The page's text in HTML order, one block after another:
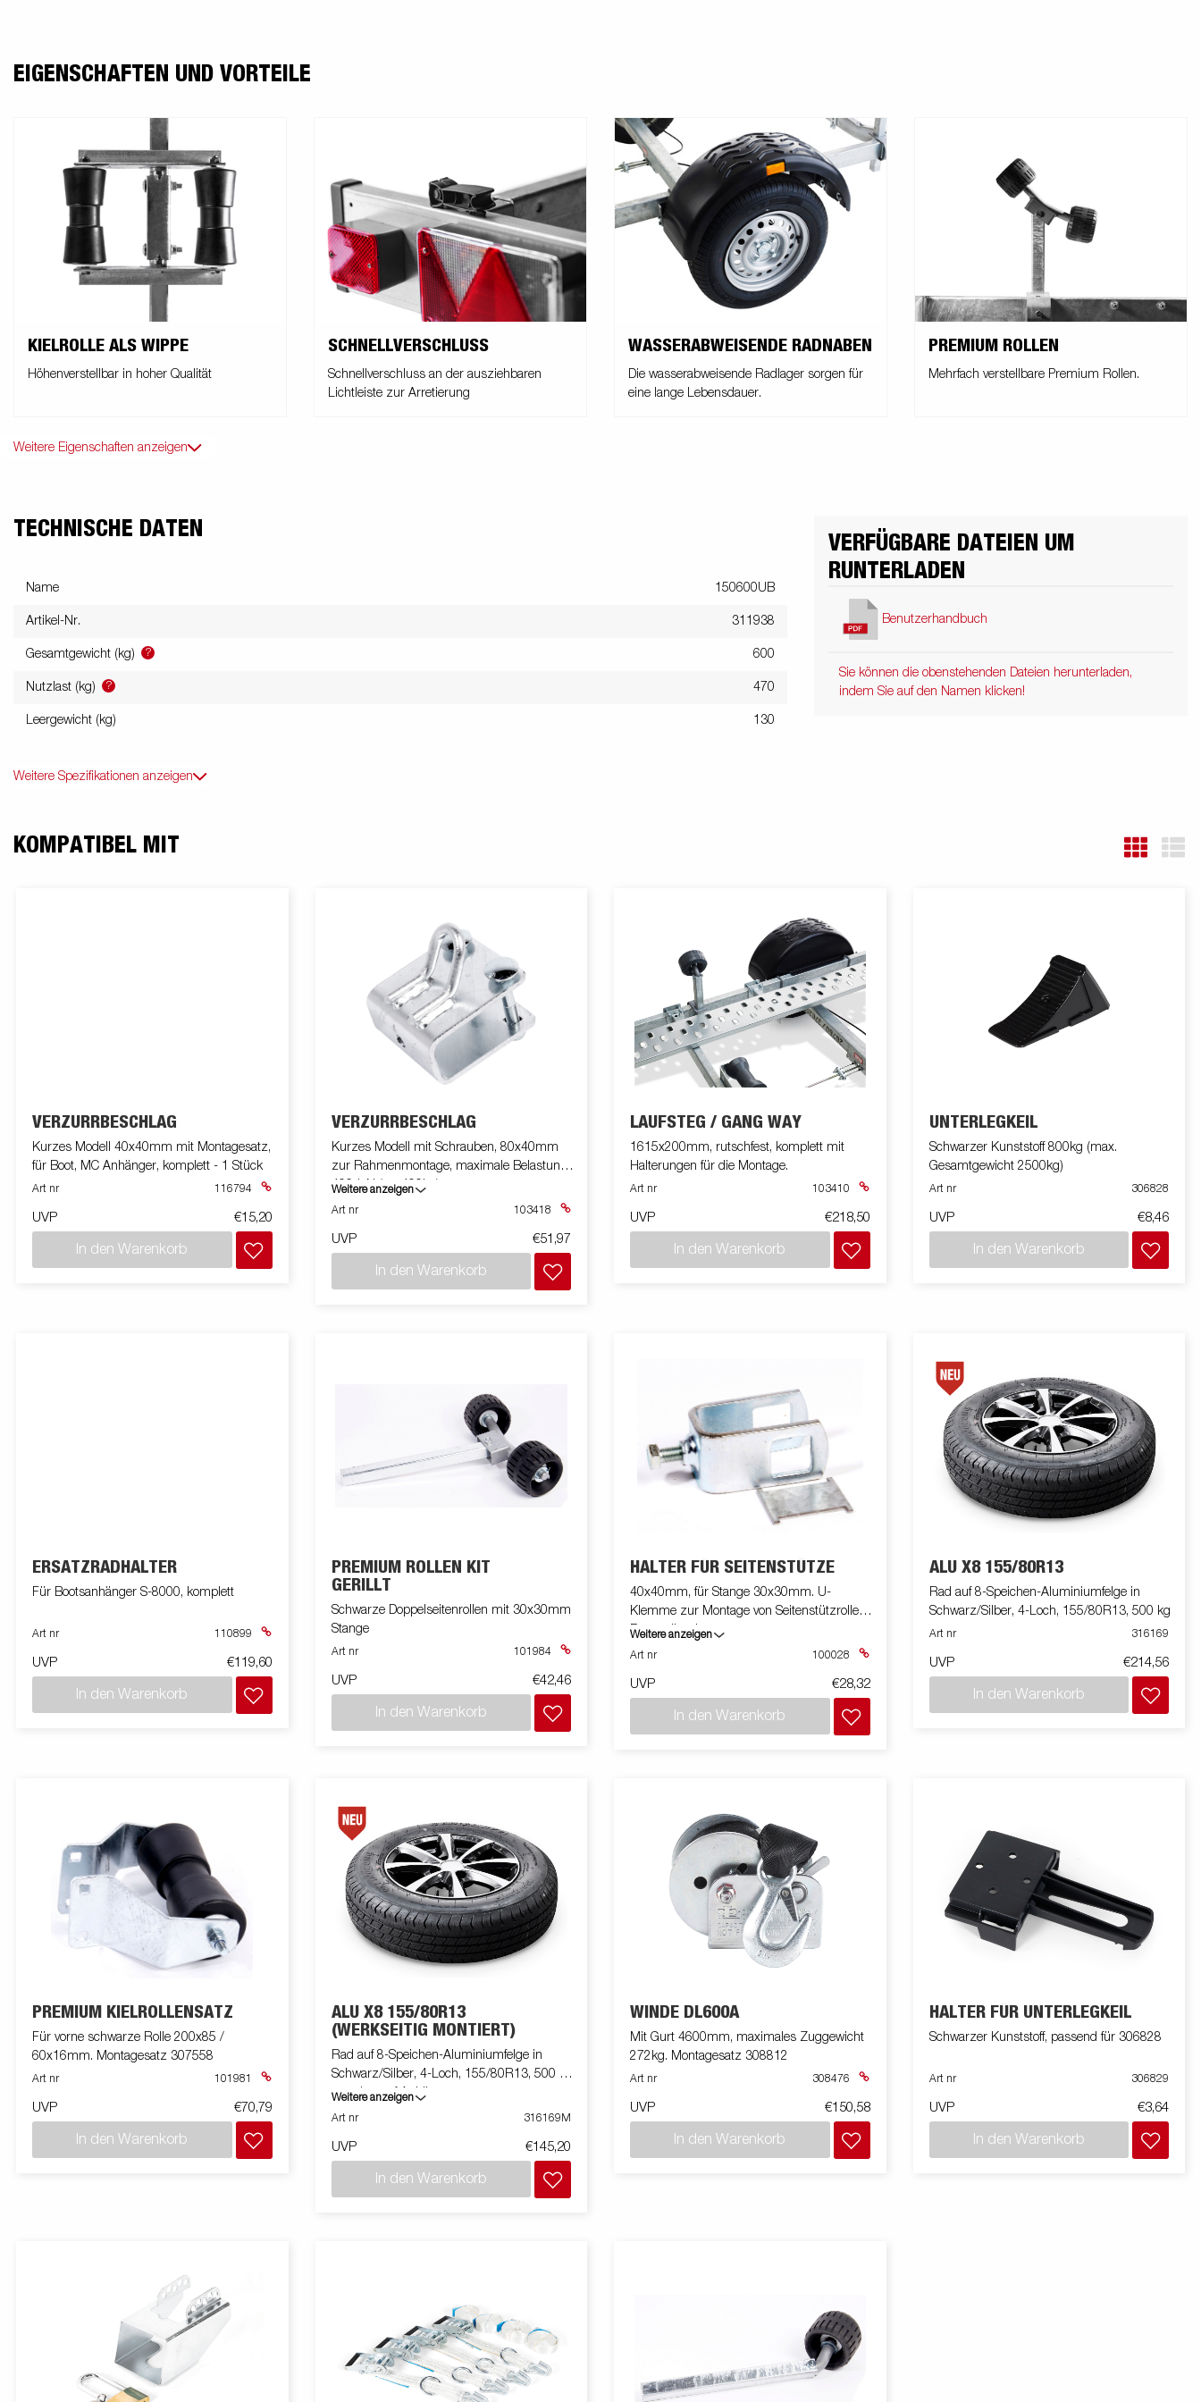
EIGENSCHAFTEN UND VORTEILE
KIELROLLE ALS WIPPE
Höhenverstellbar in hoher Qualität
SCHNELLVERSCHLUSS
Schnellverschluss an der ausziehbaren
Lichtleiste zur Arretierung
WASSERABWEISENDE RADNABEN
Die wasserabweisende Radlager sorgen für
eine lange Lebensdauer.
PREMIUM ROLLEN
Mehrfach verstellbare Premium Rollen.
Weitere Eigenschaften anzeigen
TECHNISCHE DATEN
Name 150600UB
Artikel-Nr. 311938
Gesamtgewicht (kg) ? 600
Nutzlast (kg) ? 470
Leergewicht (kg) 130
Weitere Spezifikationen anzeigen
VERFÜGBARE DATEIEN UM
RUNTERLADEN
Benutzerhandbuch
Sie können die obenstehenden Dateien herunterladen,
indem Sie auf den Namen klicken!
KOMPATIBEL MIT
VERZURRBESCHLAG
Kurzes Modell 40x40mm mit Montagesatz,
für Boot, MC Anhänger, komplett - 1 Stück
Art nr 116794
UVP €15,20
In den Warenkorb
VERZURRBESCHLAG
Kurzes Modell mit Schrauben, 80x40mm
zur Rahmenmontage, maximale Belastung
400daN (ca. 400kg)
Weitere anzeigen
Art nr
103418
UVP €51,97
In den Warenkorb
LAUFSTEG / GANG WAY
1615x200mm, rutschfest, komplett mit
Halterungen für die Montage.
Art nr 103410
UVP €218,50
In den Warenkorb
UNTERLEGKEIL
Schwarzer Kunststoff 800kg (max.
Gesamtgewicht 2500kg)
Art nr 306828
UVP €8,46
In den Warenkorb
ERSATZRADHALTER
Für Bootsanhänger S-8000, komplett
Art nr 110899
UVP €119,60
In den Warenkorb
PREMIUM ROLLEN KIT
GERILLT
Schwarze Doppelseitenrollen mit 30x30mm
Stange
Art nr 101984
UVP €42,46
In den Warenkorb
HALTER FÜR SEITENSTÜTZE
40x40mm, für Stange 30x30mm. U-
Klemme zur Montage von Seitenstützrollen,
Bootsstützplatten usw.
Weitere anzeigen
Art nr
100028
UVP €28,32
In den Warenkorb
ALU X8 155/80R13
Rad auf 8-Speichen-Aluminiumfelge in
Schwarz/Silber, 4-Loch, 155/80R13, 500 kg
Art nr 316169
UVP €214,56
In den Warenkorb
PREMIUM KIELROLLENSATZ
Für vorne schwarze Rolle 200x85 /
60x16mm. Montagesatz 307558
Art nr 101981
UVP €70,79
In den Warenkorb
ALU X8 155/80R13
(WERKSEITIG MONTIERT)
Rad auf 8-Speichen-Aluminiumfelge in
Schwarz/Silber, 4-Loch, 155/80R13, 500 kg,
montiert auf Anhänger
Weitere anzeigen
Art nr
316169M
UVP €145,20
In den Warenkorb
WINDE DL600A
Mit Gurt 4600mm, maximales Zuggewicht
272kg. Montagesatz 308812
Art nr 308476
UVP €150,58
In den Warenkorb
HALTER FÜR UNTERLEGKEIL
Schwarzer Kunststoff, passend für 306828
Art nr 306829
UVP €3,64
In den Warenkorb